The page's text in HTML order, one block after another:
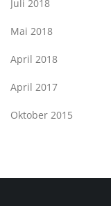
Juli 2018
Mai 2018
April 2018
April 2017
Oktober 2015